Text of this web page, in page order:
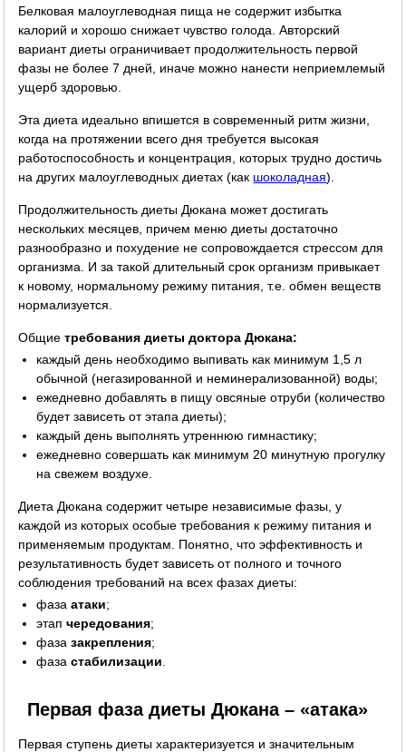
Белковая малоуглеводная пища не содержит избытка
калорий и хорошо снижает чувство голода. Авторский
вариант диеты ограничивает продолжительность первой
фазы не более 7 дней, иначе можно нанести неприемлемый
ущерб здоровью.
Эта диета идеально впишется в современный ритм жизни,
когда на протяжении всего дня требуется высокая
работоспособность и концентрация, которых трудно достичь
на других малоуглеводных диетах (как шоколадная).
Продолжительность диеты Дюкана может достигать
нескольких месяцев, причем меню диеты достаточно
разнообразно и похудение не сопровождается стрессом для
организма. И за такой длительный срок организм привыкает
к новому, нормальному режиму питания, т.е. обмен веществ
нормализуется.
Общиетребования диеты доктора Дюкана:
каждый день необходимо выпивать как минимум 1,5 л
обычной (негазированной и неминерализованной) воды;
ежедневно добавлять в пищу овсяные отруби (количество
будет зависеть от этапа диеты);
каждый день выполнять утреннюю гимнастику;
ежедневно совершать как минимум 20 минутную прогулку
на свежем воздухе.
Диета Дюкана содержит четыре независимые фазы, у
каждой из которых особые требования к режиму питания и
применяемым продуктам. Понятно, что эффективность и
результативность будет зависеть от полного и точного
соблюдения требований на всех фазах диеты:
фазаатаки;
этапчередования;
фазазакрепления;
фазастабилизации
Первая фаза диеты Дюкана – «атака»
Первая ступень диеты характеризуется и значительным